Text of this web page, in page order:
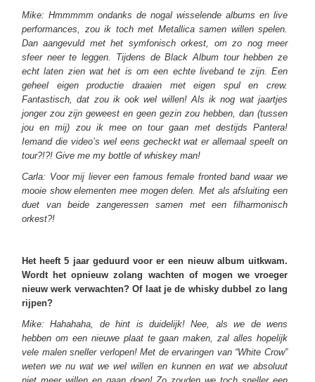
Mike: Hmmmmm ondanks de nogal wisselende albums en live
performances, zou ik toch met Metallica samen willen spelen.
Dan aangevuld met het symfonisch orkest, om zo nog meer
sfeer neer te leggen. Tijdens de Black Album tour hebben ze
echt laten zien wat het is om een echte liveband te zijn. Een
geheel eigen productie draaien met eigen spul en crew.
Fantastisch, dat zou ik ook wel willen! Als ik nog wat jaartjes
jonger zou zijn geweest en geen gezin zou hebben, dan (tussen
jou en mij) zou ik mee on tour gaan met destijds Pantera!
Iemand die video’s wel eens gecheckt wat er allemaal speelt on
tour?!?! Give me my bottle of whiskey man!
Carla: Voor mij liever een famous female fronted band waar we
mooie show elementen mee mogen delen. Met als afsluiting een
duet van beide zangeressen samen met een filharmonisch
orkest?!
Het heeft 5 jaar geduurd voor er een nieuw album uitkwam.
Wordt het opnieuw zolang wachten of mogen we vroeger
nieuw werk verwachten? Of laat je de whisky dubbel zo lang
rijpen?
Mike: Hahahaha, de hint is duidelijk! Nee, als we de wens
hebben om een nieuwe plaat te gaan maken, zal alles hopelijk
vele malen sneller verlopen! Met de ervaringen van “White Crow”
weten we nu wat we wel willen en kunnen en wat we absoluut